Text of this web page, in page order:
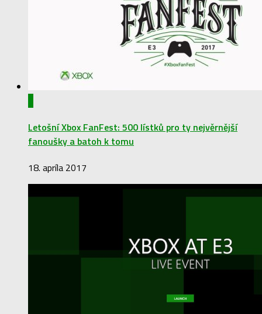
Letošní Xbox FanFest: 500 lístků pro ty nejvěrnější
fanoušky a batoh k tomu
18. apríla 2017